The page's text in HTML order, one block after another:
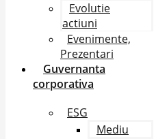
Evolutie
actiuni
Evenimente,
Prezentari
Guvernanta
corporativa
ESG
Mediu